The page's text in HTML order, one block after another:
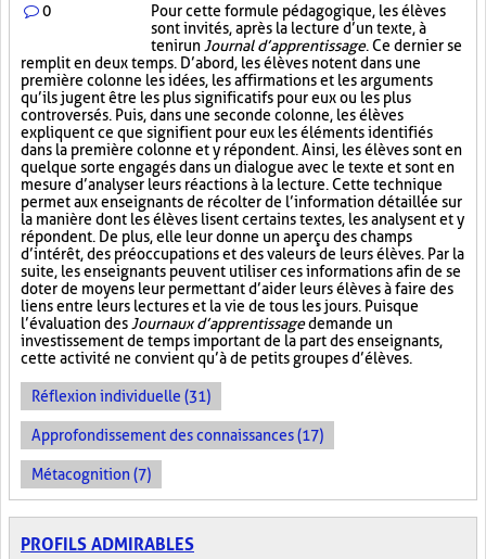
0
Pour cette formule pédagogique, les élèves
sont invités, après la lecture d’un texte, à
tenir un Journal d’apprentissage. Ce dernier se
remplit en deux temps. D’abord, les élèves notent dans une
première colonne les idées, les affirmations et les arguments
qu’ils jugent être les plus significatifs pour eux ou les plus
controversés. Puis, dans une seconde colonne, les élèves
expliquent ce que signifient pour eux les éléments identifiés
dans la première colonne et y répondent. Ainsi, les élèves sont en
quelque sorte engagés dans un dialogue avec le texte et sont en
mesure d’analyser leurs réactions à la lecture. Cette technique
permet aux enseignants de récolter de l’information détaillée sur
la manière dont les élèves lisent certains textes, les analysent et y
répondent. De plus, elle leur donne un aperçu des champs
d’intérêt, des préoccupations et des valeurs de leurs élèves. Par la
suite, les enseignants peuvent utiliser ces informations afin de se
doter de moyens leur permettant d’aider leurs élèves à faire des
liens entre leurs lectures et la vie de tous les jours. Puisque
l’évaluation des Journaux d’apprentissagedemande un
investissement de temps important de la part des enseignants,
cette activité ne convient qu’à de petits groupes d’élèves.
Réflexion individuelle (31)
Approfondissement des connaissances (17)
Métacognition (7)
PROFILS ADMIRABLES